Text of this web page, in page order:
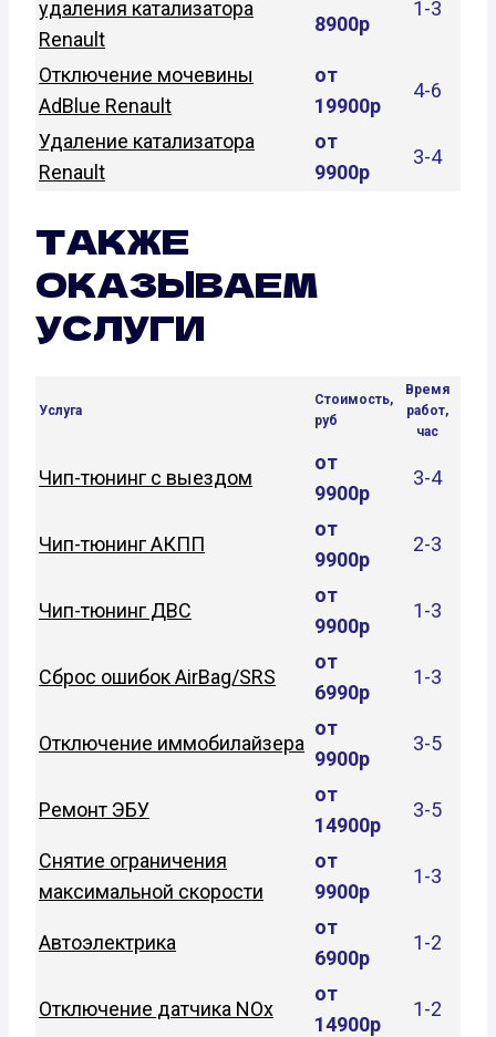
удаления катализатора
Renault
8900р
1-3
Отключение мочевины
AdBlue Renault
от
19900р
4-6
Удаление катализатора
Renault
от
9900р
3-4
ТАКЖЕ
ОКАЗЫВАЕМ
УСЛУГИ
Услуга
Стоимость,
руб
Время
работ,
час
Чип-тюнинг с выездом
от
9900р
3-4
Чип-тюнинг АКПП
от
9900р
2-3
Чип-тюнинг ДВС
от
9900р
1-3
Сброс ошибок AirBag/SRS
от
6990р
1-3
Отключение иммобилайзера
от
9900р
3-5
Ремонт ЭБУ
от
14900р
3-5
Снятие ограничения
максимальной скорости
от
9900р
1-3
Автоэлектрика
от
6900р
1-2
Отключение датчика NOx
от
14900р
1-2